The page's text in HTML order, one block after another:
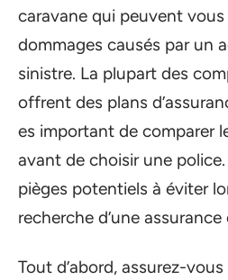
caravane qui peuvent
dommages causés par un
sinistre. La plupart des
offrent des plans
es important de comparer
avant de choisir une
pièges potentiels à éviter
recherche d’une assurance
Tout d’abord, assurez-